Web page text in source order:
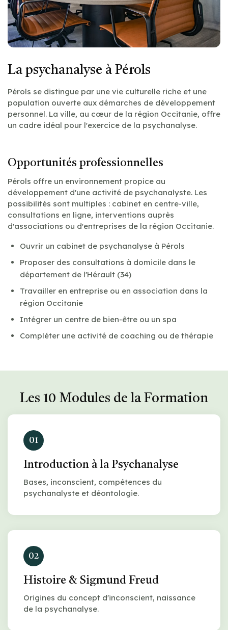
La psychanalyse à Pérols
Pérols se distingue par une vie culturelle riche et une
population ouverte aux démarches de développement
personnel. La ville, au cœur de la région Occitanie, offre
un cadre idéal pour l'exercice de la psychanalyse.
Opportunités professionnelles
Pérols offre un environnement propice au
développement d'une activité de psychanalyste. Les
possibilités sont multiples : cabinet en centre-ville,
consultations en ligne, interventions auprès
d'associations ou d'entreprises de la région Occitanie.
Ouvrir un cabinet de psychanalyse à Pérols
Proposer des consultations à domicile dans le
département de l'Hérault (34)
Travailler en entreprise ou en association dans la
région Occitanie
Intégrer un centre de bien-être ou un spa
Compléter une activité de coaching ou de thérapie
Les 10 Modules de la Formation
01
Introduction à la Psychanalyse
Bases, inconscient, compétences du
psychanalyste et déontologie.
02
Histoire & Sigmund Freud
Origines du concept d'inconscient, naissance
de la psychanalyse.